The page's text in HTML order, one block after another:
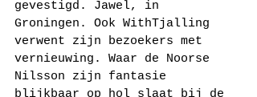
gevestigd. Jawel, in
Groningen. Ook WithTjalling
verwent zijn bezoekers met
vernieuwing. Waar de Noorse
Nilsson zijn fantasie
blijkbaar op hol slaat bij de